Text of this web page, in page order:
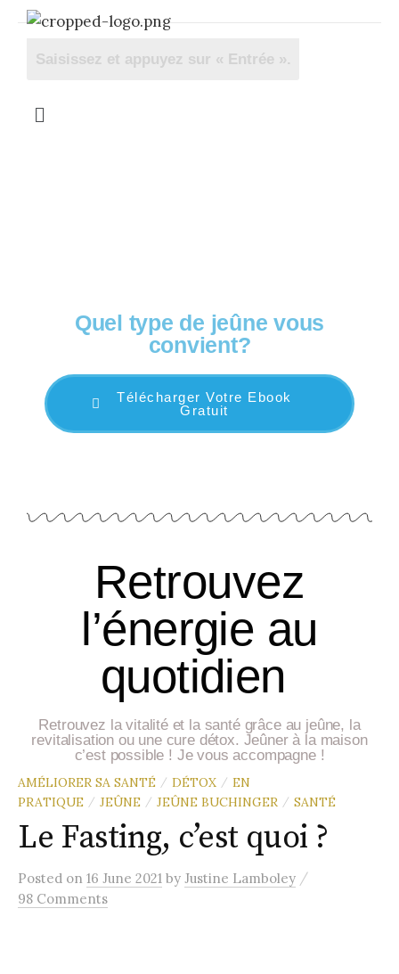
Quel type de jeûne vous
convient?
Télécharger Votre Ebook
Gratuit
Retrouvez
l’énergie au
quotidien
Retrouvez la vitalité et la santé grâce au jeûne, la
revitalisation ou une cure détox. Jeûner à la maison
c’est possible ! Je vous accompagne !
AMÉLIORER SA SANTÉ / DÉTOX / EN
PRATIQUE / JEÛNE / JEÛNE BUCHINGER / SANTÉ
Le Fasting, c’est quoi ?
Posted on 16 June 2021 by Justine Lamboley /
98 Comments